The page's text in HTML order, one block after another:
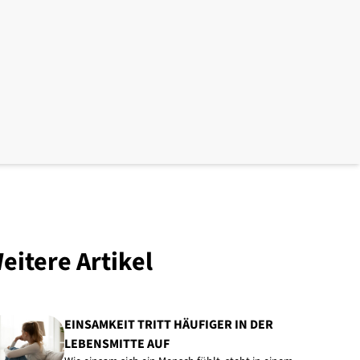
Artikel
EINSAMKEIT TRITT HÄUFIGER IN DER
LEBENSMITTE AUF